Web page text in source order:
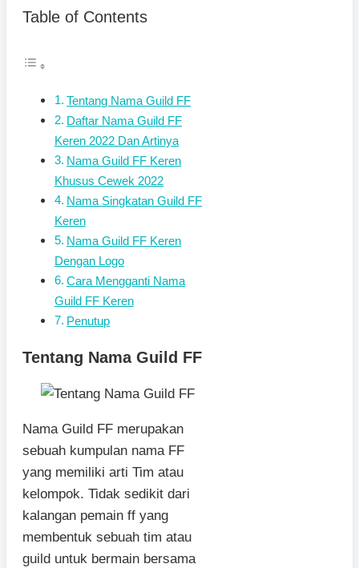
Table of Contents
Tentang Nama Guild FF
Daftar Nama Guild FF
Keren 2022 Dan Artinya
Nama Guild FF Keren
Khusus Cewek 2022
Nama Singkatan Guild FF
Keren
Nama Guild FF Keren
Dengan Logo
Cara Mengganti Nama
Guild FF Keren
Penutup
Tentang Nama Guild FF
Nama Guild FF merupakan
sebuah kumpulan nama FF
yang memiliki arti Tim atau
kelompok. Tidak sedikit dari
kalangan pemain ff yang
membentuk sebuah tim atau
guild untuk bermain bersama